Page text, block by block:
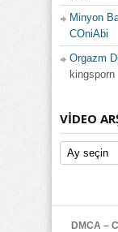
Minyon
COniAbi
Orgazm
kingsporn
VIDEO
Video
Arşiv
DMCA –